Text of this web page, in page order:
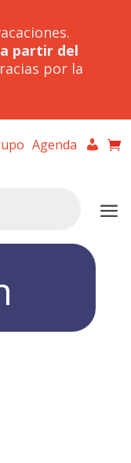
partir del
por la
Agenda